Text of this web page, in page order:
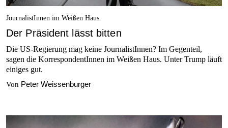
JournalistInnen im Weißen Haus
Der Präsident lässt bitten
Die US-Regierung mag keine JournalistInnen? Im Gegenteil,
sagen die KorrespondentInnen im Weißen Haus. Unter Trump läuft
einiges gut.
Von Peter Weissenburger